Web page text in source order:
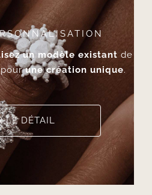
un modèle existant de
pourune création unique.
LE DÉTAIL